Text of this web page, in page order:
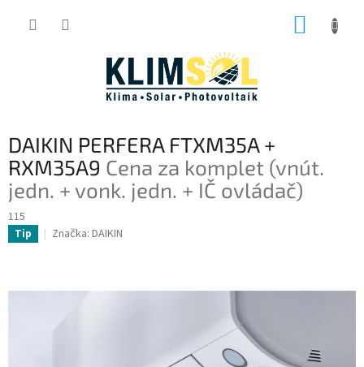
DAIKIN PERFERA FTXM35A +
RXM35A9 Cena za komplet (vnút.
jedn. + vonk. jedn. + IČ ovládač)
115
Tip Značka: DAIKIN